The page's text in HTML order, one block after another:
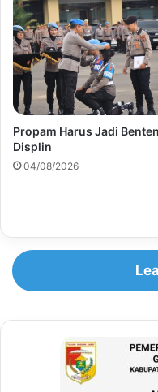
Propam Harus Jadi
Displin
04/08/2026